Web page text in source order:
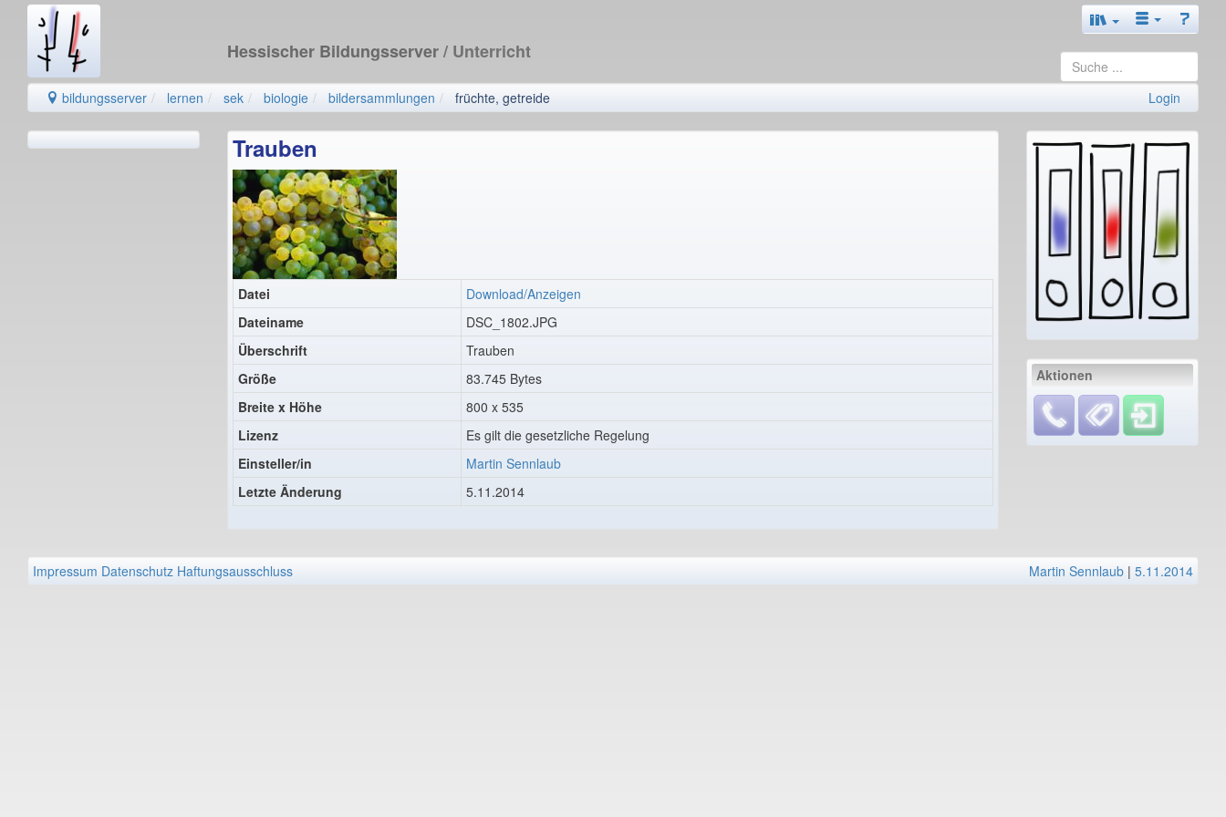
Hessischer Bildungsserver/ Unterricht
bildungsserver lernen sek biologie bildersammlungen früchte, getreide Login
Trauben
Datei
Download/Anzeigen
Dateiname
DSC_1802.JPG
Überschrift
Trauben
Größe
83.745 Bytes
Breite x Höhe
800 x 535
Lizenz
Es gilt die gesetzliche Regelung
Einsteller/in
Martin Sennlaub
Letzte Änderung
5.11.2014
Aktionen
Impressum Datenschutz Haftungsausschluss Martin Sennlaub | 5.11.2014